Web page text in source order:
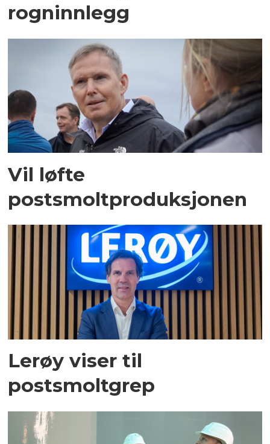
rogninnlegg
Vil løfte
postsmoltproduksjonen
Lerøy viser til
postsmoltgrep